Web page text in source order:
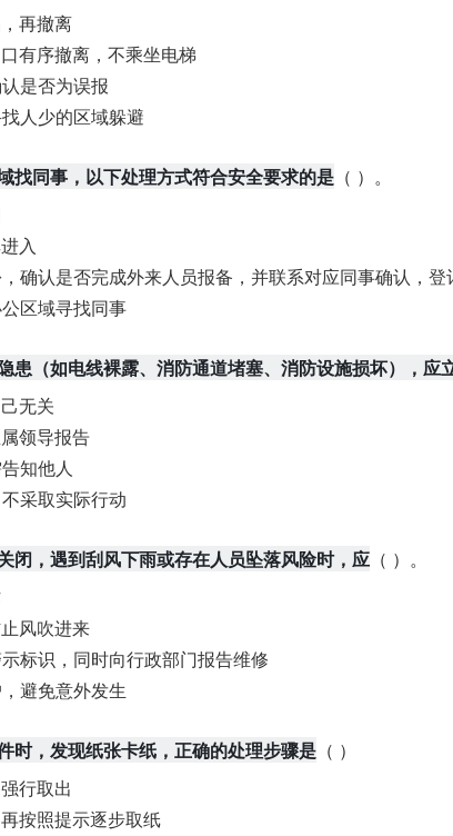
再撤离
有序撤离，不乘坐电梯
是否为误报
人少的区域躲避
找同事，以下处理方式符合安全要求的是
（ ）。
入
确认是否完成外来人员报备，并联系对应同事确认，登
区域寻找同事
患（如电线裸露、消防通道堵塞、消防设施损坏），应
无关
领导报告
知他人
采取实际行动
闭，遇到刮风下雨或存在人员坠落风险时，应
（ ）。
风吹进来
标识，同时向行政部门报告维修
避免意外发生
时，发现纸张卡纸，正确的处理步骤是
（ ）
行取出
按照提示逐步取纸